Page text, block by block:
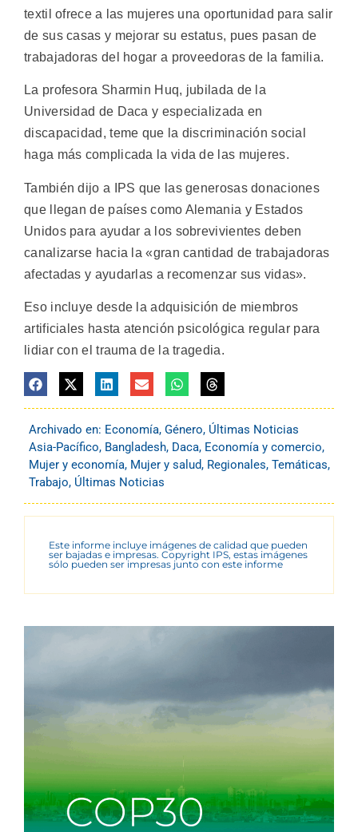
textil ofrece a las mujeres una oportunidad para salir
de sus casas y mejorar su estatus, pues pasan de
trabajadoras del hogar a proveedoras de la familia.
La profesora Sharmin Huq, jubilada de la
Universidad de Daca y especializada en
discapacidad, teme que la discriminación social
haga más complicada la vida de las mujeres.
También dijo a IPS que las generosas donaciones
que llegan de países como Alemania y Estados
Unidos para ayudar a los sobrevivientes deben
canalizarse hacia la «gran cantidad de trabajadoras
afectadas y ayudarlas a recomenzar sus vidas».
Eso incluye desde la adquisición de miembros
artificiales hasta atención psicológica regular para
lidiar con el trauma de la tragedia.
Archivado en: Economía, Género, Últimas Noticias
Asia-Pacífico, Bangladesh, Daca, Economía y comercio,
Mujer y economía, Mujer y salud, Regionales, Temáticas,
Trabajo, Últimas Noticias
Este informe incluye imágenes de calidad que pueden
ser bajadas e impresas. Copyright IPS, estas imágenes
sólo pueden ser impresas junto con este informe